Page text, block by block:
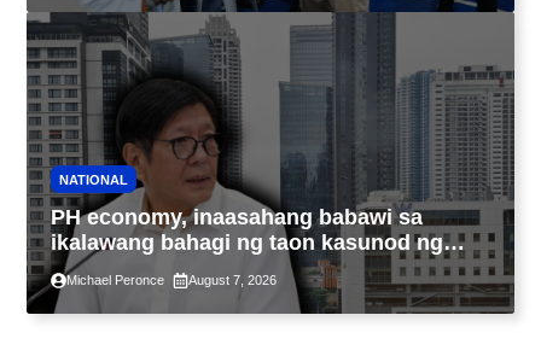
NATIONAL
PH economy, inaasahang babawi sa
ikalawang bahagi ng taon kasunod ng
2.3% GDP dulot ng Middle East war,
pagkaantala ng public construction
Michael Peronce August 7, 2026